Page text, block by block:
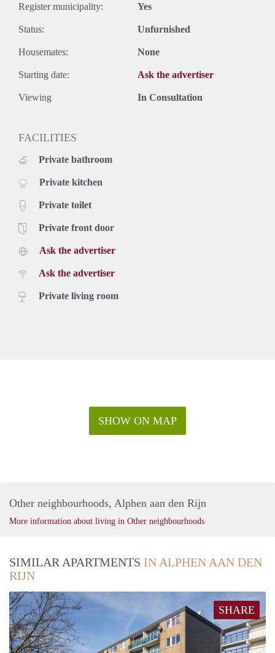
Register municipality: Yes
Status: Unfurnished
Housemates: None
Starting date: Ask the advertiser
Viewing In Consultation
FACILITIES
Private bathroom
Private kitchen
Private toilet
Private front door
Ask the advertiser
Ask the advertiser
Private living room
SHOW ON MAP
Other neighbourhoods, Alphen aan den Rijn
More information about living in Other neighbourhoods
SIMILAR APARTMENTS IN ALPHEN AAN DEN
RIJN
SHARE